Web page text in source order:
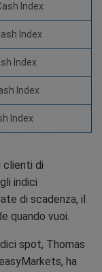
Index
Index
Index
Index
Index
clienti di
indici
di scadenza, il
quando vuoi.
spot, Thomas
ha